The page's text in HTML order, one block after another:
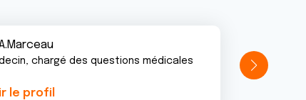
chargé des questions médicales
le profil